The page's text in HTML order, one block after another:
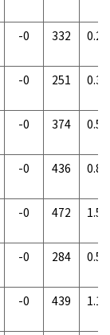
-0 332 0.2g
-0 251 0.3g
-0 374 0.5g
-0 436 0.8g
-0 472 1.5g
-0 284 0.5g
-0 439 1.1g